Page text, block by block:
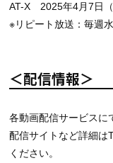
AT-X 2025年4月7日
※リピート放送：毎週
＜配信情報＞
各動画配信サービスに
配信サイトなど詳細は
ください。